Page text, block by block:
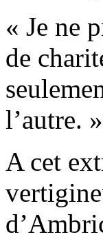
« Je ne
de
l’autre. »
A cet